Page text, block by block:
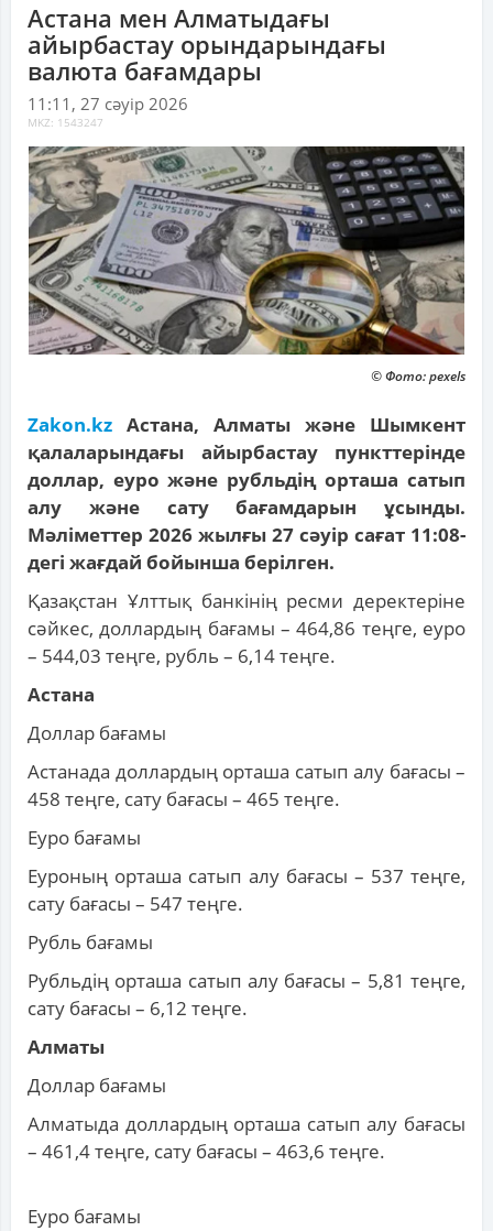
Астана мен Алматыдағы
айырбастау орындарындағы
валюта бағамдары
11:11, 27 сәуір 2026
MKZ: 1543247
© Фото: pexels
Zakon.kz Астана, Алматы және Шымкент
қалаларындағы айырбастау пункттерінде
доллар, еуро және рубльдің орташа сатып
алу және сату бағамдарын ұсынды.
Мәліметтер 2026 жылғы 27 сәуір сағат 11:08-
дегі жағдай бойынша берілген.
Қазақстан Ұлттық банкінің ресми деректеріне
сәйкес, доллардың бағамы – 464,86 теңге, еуро
– 544,03 теңге, рубль – 6,14 теңге.
Астана
Доллар бағамы
Астанада доллардың орташа сатып алу бағасы –
458 теңге, сату бағасы – 465 теңге.
Еуро бағамы
Еуроның орташа сатып алу бағасы – 537 теңге,
сату бағасы – 547 теңге.
Рубль бағамы
Рубльдің орташа сатып алу бағасы – 5,81 теңге,
сату бағасы – 6,12 теңге.
Алматы
Доллар бағамы
Алматыда доллардың орташа сатып алу бағасы
– 461,4 теңге, сату бағасы – 463,6 теңге.
Еуро бағамы